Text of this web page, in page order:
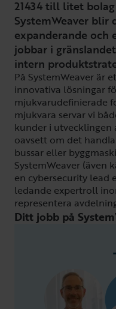
21434 till litet
SystemWeaver blir
expanderande och
jobbar i
intern
På SystemWeaver är
innovativa lösningar
mjukvarudefinierade
mjukvara servar vi
kunder i utvecklingen
oavsett om det
bussar eller
SystemWeaver (även
en cybersecurity lead
ledande expertroll
representera
Ditt jobb på